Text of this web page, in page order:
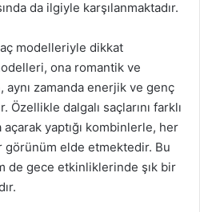
da ilgiyle karşılanmaktadır.
modelleriyle dikkat
ona romantik ve
zamanda enerjik ve genç
Özellikle dalgalı saçlarını farklı
yaptığı kombinlerle, her
görünüm elde etmektedir. Bu
de gece etkinliklerinde şık bir